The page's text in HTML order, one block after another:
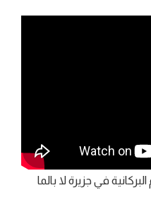
في جزيرة لا بالما